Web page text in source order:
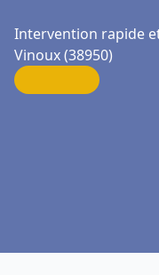
Intervention rapide
Vinoux (38950)